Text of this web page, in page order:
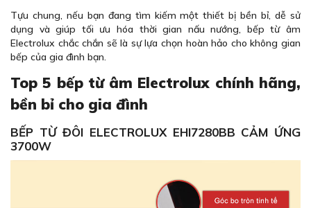
Tựu chung, nếu bạn đang tìm kiếm một thiết bị bền bỉ, dễ sử
dụng và giúp tối ưu hóa thời gian nấu nướng, bếp từ âm
Electrolux chắc chắn sẽ là sự lựa chọn hoàn hảo cho không gian
bếp của gia đình bạn.
Top 5 bếp từ âm Electrolux chính hãng,
bền bỉ cho gia đình
BẾP TỪ ĐÔI ELECTROLUX EHI7280BB CẢM ỨNG
3700W